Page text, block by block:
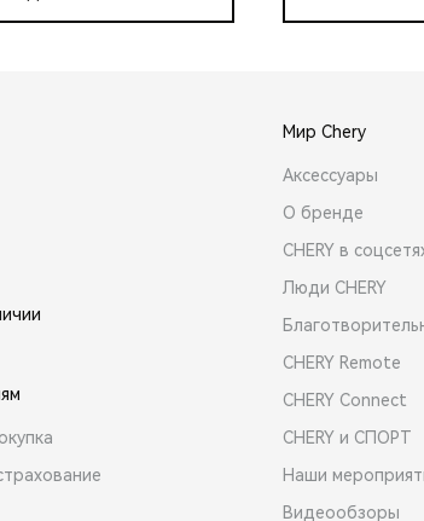
Мир Chery
Аксессуары
О бренде
CHERY в
Люди CHERY
CHERY Remote
CHERY Connect
CHERY и СПОРТ
Наши
Видеообзоры